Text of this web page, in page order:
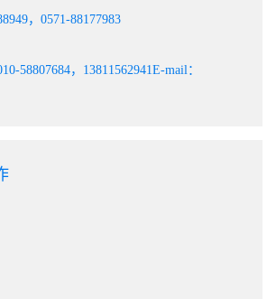
，0571-88177983
58807684，13811562941E-mail：